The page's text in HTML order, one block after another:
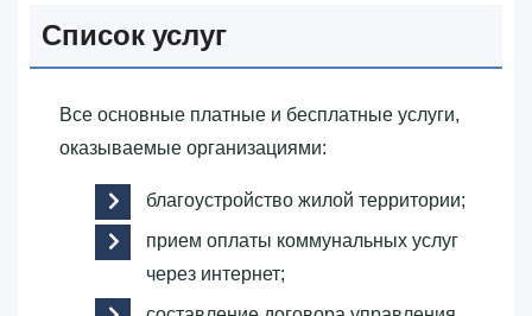
Список услуг
Все основные платные и бесплатные услуги,
оказываемые организациями:
благоустройство жилой территории;
прием оплаты коммунальных услуг
через интернет;